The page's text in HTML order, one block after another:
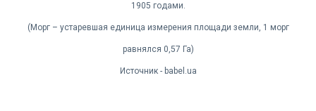
1905 годами.
(Морг – устаревшая единица измерения площади земли, 1 морг
равнялся 0,57 Га)
Источник - babel.ua